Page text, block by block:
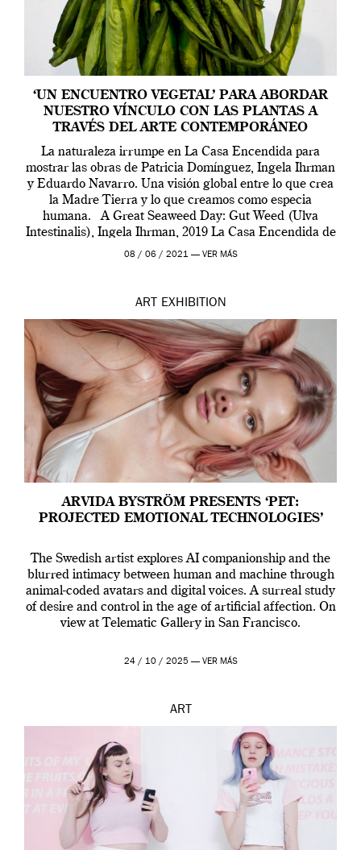
‘UN ENCUENTRO VEGETAL’ PARA ABORDAR
NUESTRO VÍNCULO CON LAS PLANTAS A
TRAVÉS DEL ARTE CONTEMPORÁNEO
La naturaleza irrumpe en La Casa Encendida para
mostrar las obras de Patricia Domínguez, Ingela Ihrman
y Eduardo Navarro. Una visión global entre lo que crea
la Madre Tierra y lo que creamos como especia
humana. A Great Seaweed Day: Gut Weed (Ulva
Intestinalis), Ingela Ihrman, 2019 La Casa Encendida de
Madrid y la Wellcome […]
08 / 06 / 2021 — VER MÁS
ART EXHIBITION
ARVIDA BYSTRÖM PRESENTS ‘PET:
PROJECTED EMOTIONAL TECHNOLOGIES’
The Swedish artist explores AI companionship and the
blurred intimacy between human and machine through
animal-coded avatars and digital voices. A surreal study
of desire and control in the age of artificial affection. On
view at Telematic Gallery in San Francisco.
24 / 10 / 2025 — VER MÁS
ART